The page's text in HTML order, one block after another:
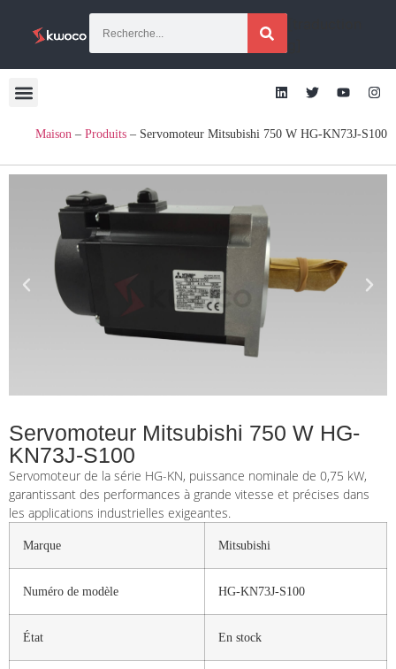
Maison – Produits – Servomoteur Mitsubishi 750 W HG-KN73J-S100
Servomoteur Mitsubishi 750 W HG-
KN73J-S100
Servomoteur de la série HG-KN, puissance nominale de 0,75 kW,
garantissant des performances à grande vitesse et précises dans
les applications industrielles exigeantes.
Marque Mitsubishi
Numéro de modèle HG-KN73J-S100
État En stock